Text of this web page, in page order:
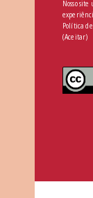
Nosso
Política
(Aceitar)